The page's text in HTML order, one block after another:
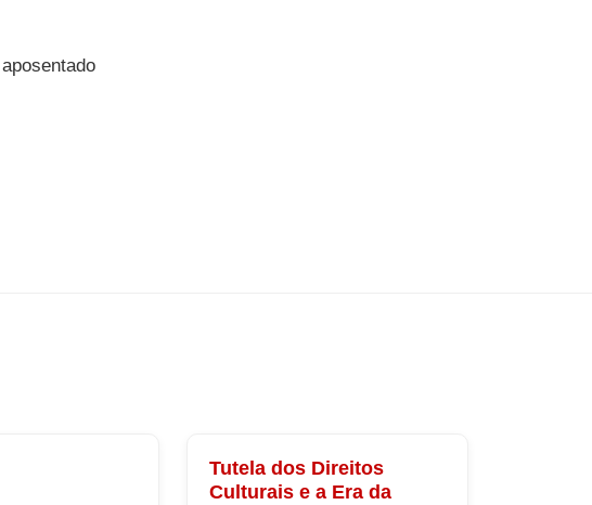
Tutela dos Direitos
Culturais e a Era da